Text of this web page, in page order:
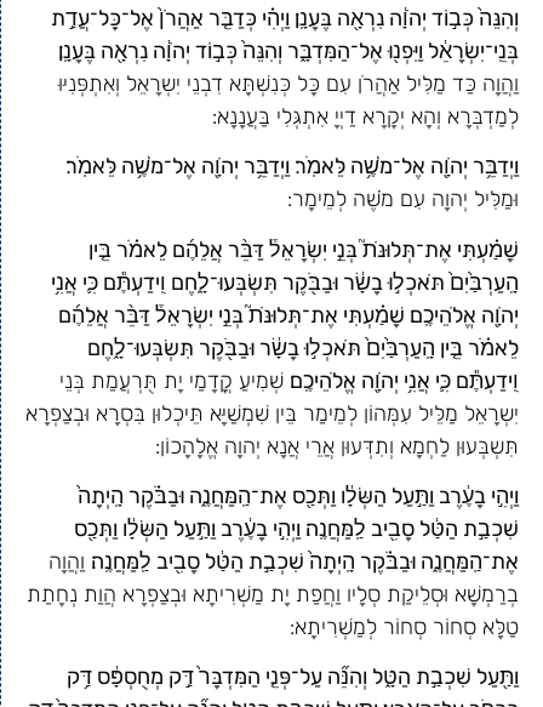
וְהִנֵּה֙ כְּב֣וֹד יְהֹוָ֔ה נִרְאָ֖ה בֶּעָנָֽן׃ וַיְהִ֗י כְּדַבֵּ֤ר אַהֲרֹן֙ אֶל־כׇּל־עֲדַ֣ת
בְּנֵֽי־יִשְׂרָאֵ֔ל וַיִּפְנ֖וּ אֶל־הַמִּדְבָּ֑ר וְהִנֵּה֙ כְּב֣וֹד יְהֹוָ֔ה נִרְאָ֖ה בֶּעָנָֽן׃
וַהֲוָה כַּד מַלִּיל אַהֲרֹן עִם כָּל כְּנִשְׁתָּא דִבְנֵי יִשְרָאֵל וְאִתְפְּנִיּוּ
לְמַדְבְּרָא וְהָא יְקָרָא דַיְיָ אִתְגְּלִי בַּעֲנָנָא:
וַיְדַבֵּ֥ר יְהֹוָ֖ה אֶל־מֹשֶׁ֥ה לֵּאמֹֽר׃ וַיְדַבֵּ֥ר יְהֹוָ֖ה אֶל־מֹשֶׁ֥ה לֵּאמֹֽר׃
וּמַלִּיל יְהוָה עִם מֹשֶׁה לְמֵימָר:
שָׁמַ֗עְתִּי אֶת־תְּלוּנֹּת֮ בְּנֵ֣י יִשְׂרָאֵל֒ דַּבֵּ֨ר אֲלֵהֶ֜ם לֵאמֹ֗ר בֵּ֤ין
הָֽעַרְבַּ֙יִם֙ תֹּאכְל֣וּ בָשָׂ֔ר וּבַבֹּ֖קֶר תִּשְׂבְּעוּ־לָ֑חֶם וִֽידַעְתֶּ֕ם כִּ֛י אֲנִ֥י
יְהֹוָ֖ה אֱלֹהֵיכֶֽם׃ שָׁמַ֗עְתִּי אֶת־תְּלוּנֹּת֮ בְּנֵ֣י יִשְׂרָאֵל֒ דַּבֵּ֨ר אֲלֵהֶ֜ם
לֵאמֹ֗ר בֵּ֤ין הָֽעַרְבַּ֙יִם֙ תֹּאכְל֣וּ בָשָׂ֔ר וּבַבֹּ֖קֶר תִּשְׂבְּעוּ־לָ֑חֶם
וִֽידַעְתֶּ֕ם כִּ֛י אֲנִ֥י יְהֹוָ֖ה אֱלֹהֵיכֶֽם׃ שְׁמִיעַ קֳדָמַי יָת תֻּרְעֲמַת בְּנֵי
יִשְרָאֵל מַלֵּיל עִמְּהוֹן לְמֵימַר בֵּין שִׁמְשַׁיָּא תֵּיכְלוּן בִּסְרָא וּבְצַפְרָא
תִּשְבְּעוּן לַחְמָא וְתִדְּעוּן אֲרֵי אֲנָא יְהוָה אֱלָהָכוֹן:
וַיְהִ֣י בָעֶ֔רֶב וַתַּ֣עַל הַשְּׂלָ֔ו וַתְּכַ֖ס אֶת־הַֽמַּחֲנֶ֑ה וּבַבֹּ֗קֶר הָֽיְתָה֙
שִׁכְבַ֣ת הַטַּ֔ל סָבִ֖יב לַֽמַּחֲנֶֽה׃ וַיְהִ֣י בָעֶ֔רֶב וַתַּ֣עַל הַשְּׂלָ֔ו וַתְּכַ֖ס
אֶת־הַֽמַּחֲנֶ֑ה וּבַבֹּ֗קֶר הָֽיְתָה֙ שִׁכְבַ֣ת הַטַּ֔ל סָבִ֖יב לַֽמַּחֲנֶֽה׃ וַהֲוָה
בְרַמְשָׁא וּסְלֵיקַת סְלָיו וַחֲפַת יָת מַשְׁרִיתָא וּבְצַפְרָא הֲוַת נְחָתַת
טַלָּא סְחוֹר סְחוֹר לְמַשְׁרִיתָא:
וַתַּ֖עַל שִׁכְבַ֣ת הַטָּ֑ל וְהִנֵּ֞ה עַל־פְּנֵ֤י הַמִּדְבָּר֙ דַּ֣ק מְחֻסְפָּ֔ס דַּ֥ק